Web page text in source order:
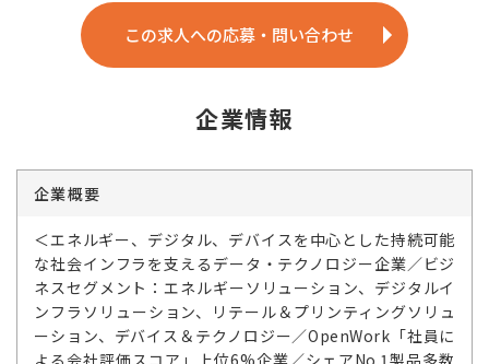
この求人への応募・問い合わせ
企業情報
企業概要
＜エネルギー、デジタル、デバイスを中心とした持続可能
な社会インフラを支えるデータ・テクノロジー企業／ビジ
ネスセグメント：エネルギーソリューション、デジタルイ
ンフラソリューション、リテール＆プリンティングソリュ
ーション、デバイス＆テクノロジー／OpenWork「社員に